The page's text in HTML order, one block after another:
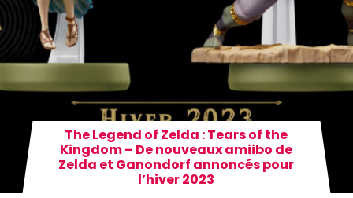
The Legend of Zelda : Tears of the
Kingdom – De nouveaux amiibo de
Zelda et Ganondorf annoncés pour
l’hiver 2023